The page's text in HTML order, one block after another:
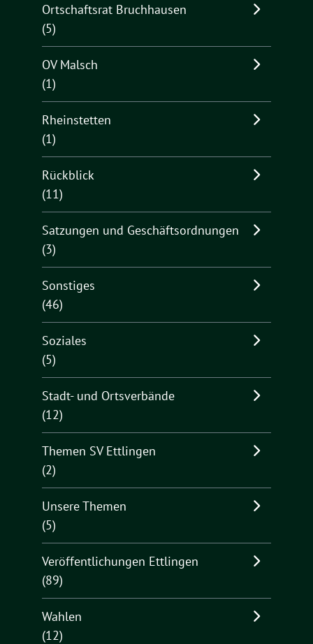
Ortschaftsrat Bruchhausen
(5)
OV Malsch
(1)
Rheinstetten
(1)
Rückblick
(11)
Satzungen und Geschäftsordnungen
(3)
Sonstiges
(46)
Soziales
(5)
Stadt- und Ortsverbände
(12)
Themen SV Ettlingen
(2)
Unsere Themen
(5)
Veröffentlichungen Ettlingen
(89)
Wahlen
(12)